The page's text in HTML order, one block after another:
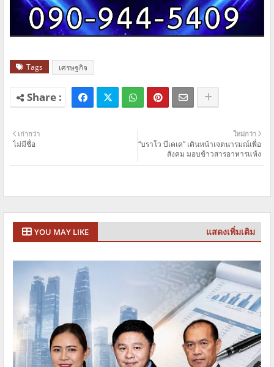
Tags เศรษฐกิจ
ใหม่กว่า
“บราโว บีเคเค” เดินหน้าเจตนารมณ์เพื่อ
สังคม มอบข้าวสารอาหารแห้ง
เก่ากว่า
ไม่มีชื่อ
YOU MAY LIKE แสดงเพิ่มเติม